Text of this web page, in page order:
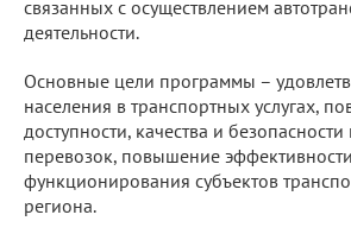
связанных с осуществлением
деятельности.
Основные цели программы –
населения в транспортных услугах,
доступности, качества и
перевозок, повышение эффективности
функционирования субъектов
региона.